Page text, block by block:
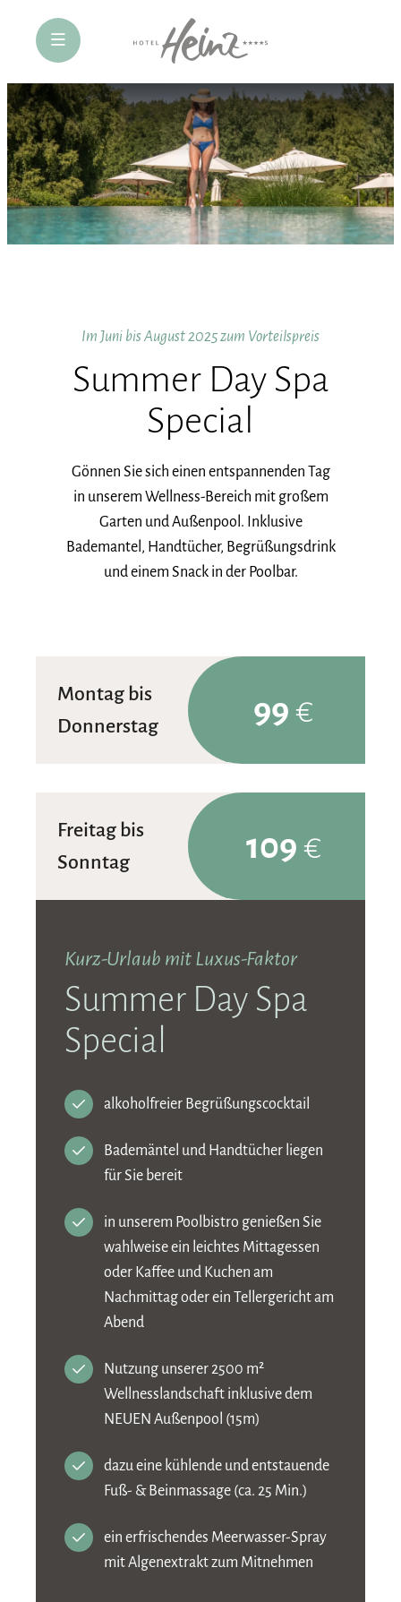
öffne Navigation
Im Juni bis August 2025 zum Vorteilspreis
Summer Day Spa
Special
Gönnen Sie sich einen entspannenden Tag
in unserem Wellness-Bereich mit großem
Garten und Außenpool. Inklusive
Bademantel, Handtücher, Begrüßungsdrink
und einem Snack in der Poolbar.
Montag bis
Donnerstag
99 €
Freitag bis
Sonntag
109 €
Kurz-Urlaub mit Luxus-Faktor
Summer Day Spa
Special
alkoholfreier Begrüßungscocktail
Bademäntel und Handtücher liegen
für Sie bereit
in unserem Poolbistro genießen Sie
wahlweise ein leichtes Mittagessen
oder Kaffee und Kuchen am
Nachmittag oder ein Tellergericht am
Abend
Nutzung unserer 2500 m²
Wellnesslandschaft inklusive dem
NEUEN Außenpool (15m)
dazu eine kühlende und entstauende
Fuß- & Beinmassage (ca. 25 Min.)
ein erfrischendes Meerwasser-Spray
mit Algenextrakt zum Mitnehmen